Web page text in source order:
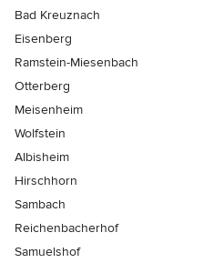
Bad Kreuznach
Eisenberg
Ramstein-Miesenbach
Otterberg
Meisenheim
Wolfstein
Albisheim
Hirschhorn
Sambach
Reichenbacherhof
Samuelshof